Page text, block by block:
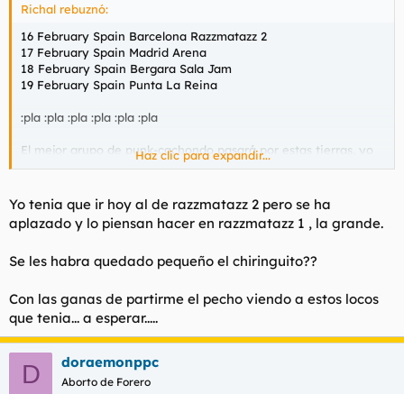
Richal rebuznó:
16 February Spain Barcelona Razzmatazz 2
17 February Spain Madrid Arena
18 February Spain Bergara Sala Jam
19 February Spain Punta La Reina
:pla :pla :pla :pla :pla :pla
El mejor grupo de punk-cachondo pasará por estas tierras, yo
de vosotros no me lo perdería por nada del mundo.
Haz clic para expandir...
Yo tenia que ir hoy al de razzmatazz 2 pero se ha
aplazado y lo piensan hacer en razzmatazz 1 , la grande.
Se les habra quedado pequeño el chiringuito??
Con las ganas de partirme el pecho viendo a estos locos
que tenia... a esperar.....
D doraemonppc
Aborto de Forero